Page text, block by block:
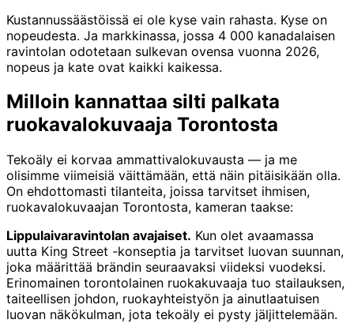
Kustannussäästöissä ei ole kyse vain rahasta. Kyse on
nopeudesta. Ja markkinassa, jossa 4 000 kanadalaisen
ravintolan odotetaan sulkevan ovensa vuonna 2026,
nopeus ja kate ovat kaikki kaikessa.
Milloin kannattaa silti palkata
ruokavalokuvaaja Torontosta
Tekoäly ei korvaa ammattivalokuvausta — ja me
olisimme viimeisiä väittämään, että näin pitäisikään olla.
On ehdottomasti tilanteita, joissa tarvitset ihmisen,
ruokavalokuvaajan Torontosta, kameran taakse:
Lippulaivaravintolan avajaiset. Kun olet avaamassa
uutta King Street -konseptia ja tarvitset luovan suunnan,
joka määrittää brändin seuraavaksi viideksi vuodeksi.
Erinomainen torontolainen ruokakuvaaja tuo stailauksen,
taiteellisen johdon, ruokayhteistyön ja ainutlaatuisen
luovan näkökulman, jota tekoäly ei pysty jäljittelemään.